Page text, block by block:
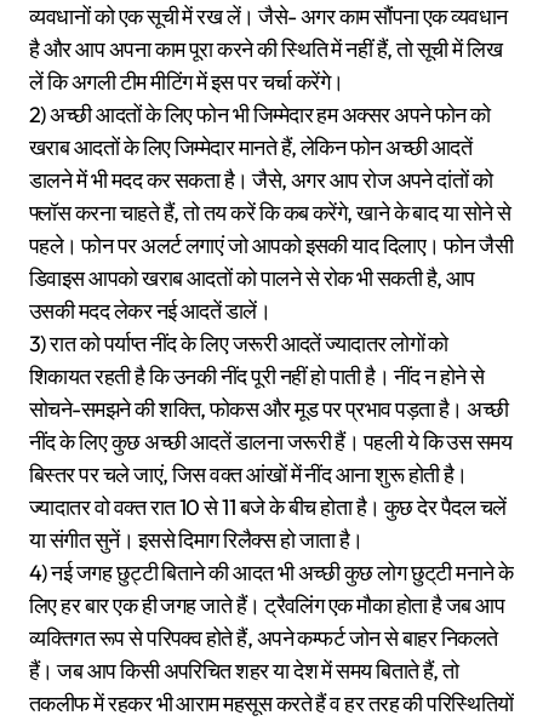
व्यवधानों को एक सूची में रख लें। जैसे- अगर काम सौंपना एक व्यवधान
है और आप अपना काम पूरा करने की स्थिति में नहीं हैं, तो सूची में लिख
लें कि अगली टीम मीटिंग में इस पर चर्चा करेंगे।
2) अच्छी आदतों के लिए फोन भी जिम्मेदार हम अक्सर अपने फोन को
खराब आदतों के लिए जिम्मेदार मानते हैं, लेकिन फोन अच्छी आदतें
डालने में भी मदद कर सकता है। जैसे, अगर आप रोज अपने दांतों को
फ्लॉस करना चाहते हैं, तो तय करें कि कब करेंगे, खाने के बाद या सोने से
पहले। फोन पर अलर्ट लगाएं जो आपको इसकी याद दिलाए। फोन जैसी
डिवाइस आपको खराब आदतों को पालने से रोक भी सकती है, आप
उसकी मदद लेकर नई आदतें डालें।
3) रात को पर्याप्त नींद के लिए जरूरी आदतें ज्यादातर लोगों को
शिकायत रहती है कि उनकी नींद पूरी नहीं हो पाती है। नींद न होने से
सोचने-समझने की शक्ति, फोकस और मूड पर प्रभाव पड़ता है। अच्छी
नींद के लिए कुछ अच्छी आदतें डालना जरूरी हैं। पहली ये कि उस समय
बिस्तर पर चले जाएं, जिस वक्त आंखों में नींद आना शुरू होती है।
ज्यादातर वो वक्त रात 10 से 11 बजे के बीच होता है। कुछ देर पैदल चलें
या संगीत सुनें। इससे दिमाग रिलैक्स हो जाता है।
4) नई जगह छुट्टी बिताने की आदत भी अच्छी कुछ लोग छुट्‌टी मनाने के
लिए हर बार एक ही जगह जाते हैं। ट्रैवलिंग एक मौका होता है जब आप
व्यक्तिगत रूप से परिपक्व होते हैं, अपने कम्फर्ट जोन से बाहर निकलते
हैं। जब आप किसी अपरिचित शहर या देश में समय बिताते हैं, तो
तकलीफ में रहकर भी आराम महसूस करते हैं व हर तरह की परिस्थितियों